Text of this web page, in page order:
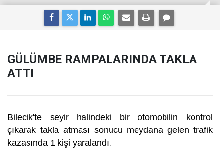
GÜLÜMBE RAMPALARINDA TAKLA
ATTI
Bilecik'te seyir halindeki bir otomobilin kontrol
çıkarak takla atması sonucu meydana gelen trafik
kazasında 1 kişi yaralandı.